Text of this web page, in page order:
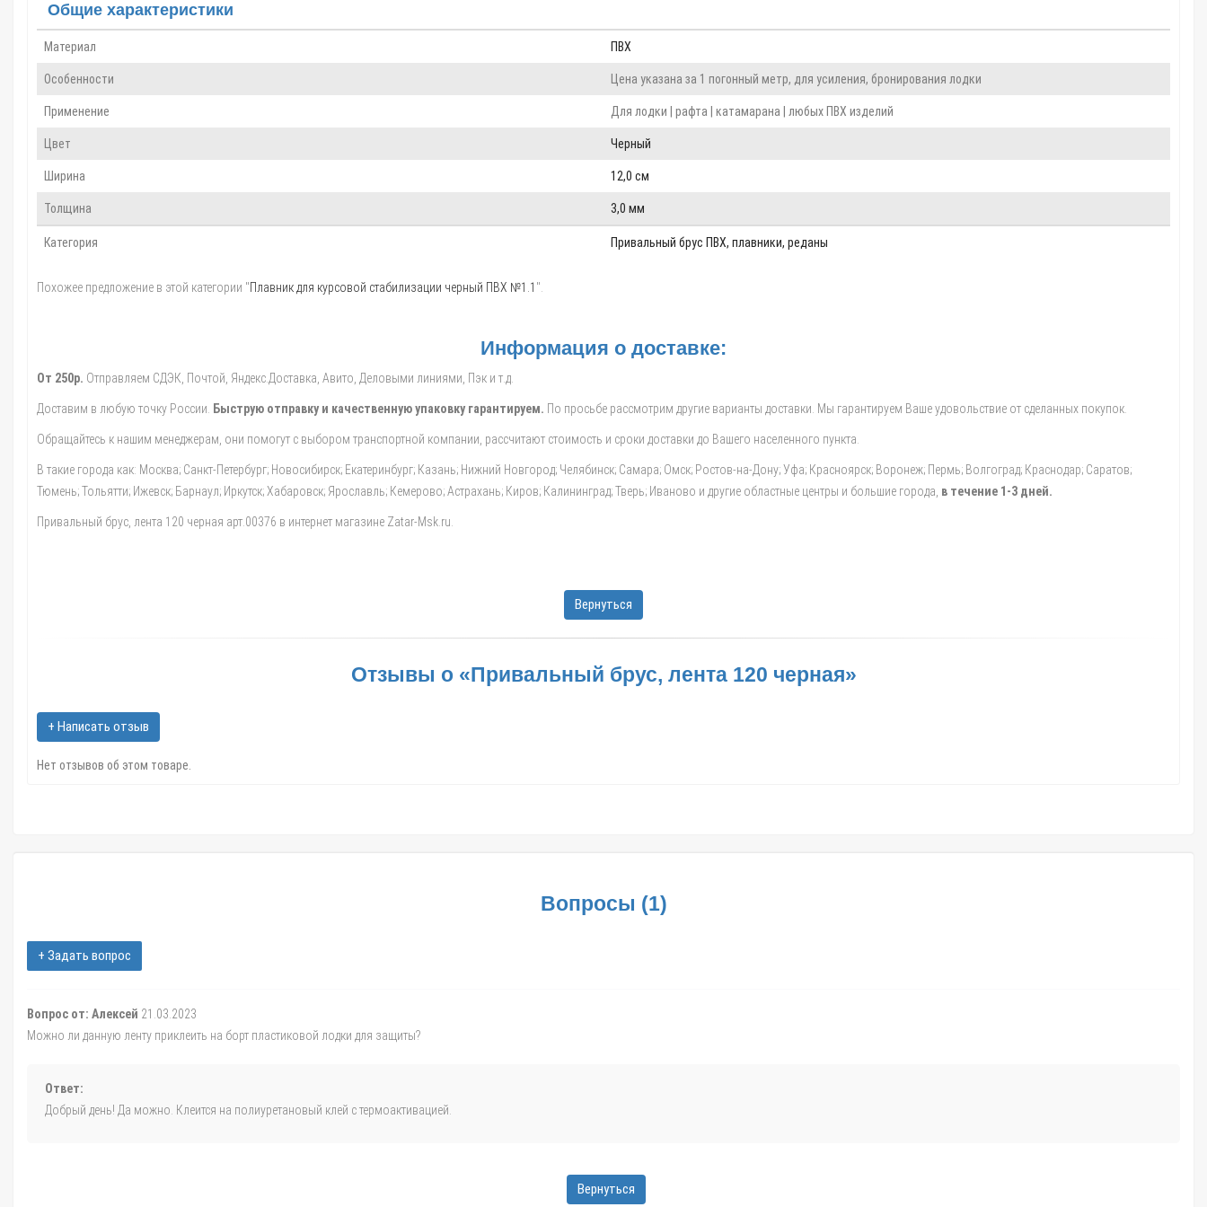
Общие характеристики
Материал ПВХ
Особенности Цена указана за 1 погонный метр, для усиления, бронирования лодки
Применение Для лодки | рафта | катамарана | любых ПВХ изделий
Цвет Черный
Ширина 12,0 см
Толщина 3,0 мм
Категория Привальный брус ПВХ, плавники, реданы
Похожее предложение в этой категории "Плавник для курсовой стабилизации черный ПВХ №1.1 ".
Информация о доставке:
От 250р. Отправляем СДЭК, Почтой, Яндекс.Доставка, Авито, Деловыми линиями, Пэк и т.д.
Доставим в любую точку России. Быструю отправку и качественную упаковку гарантируем. По просьбе рассмотрим другие варианты доставки. Мы гарантируем Ваше удовольствие от сделанных покупок.
Обращайтесь к нашим менеджерам, они помогут с выбором транспортной компании, рассчитают стоимость и сроки доставки до Вашего населенного пункта.
В такие города как: Москва; Санкт-Петербург; Новосибирск; Екатеринбург; Казань; Нижний Новгород; Челябинск; Самара; Омск; Ростов-на-Дону; Уфа; Красноярск; Воронеж; Пермь; Волгоград; Краснодар; Саратов;
Тюмень; Тольятти; Ижевск; Барнаул; Иркутск; Хабаровск; Ярославль; Кемерово; Астрахань; Киров; Калининград; Тверь; Иваново и другие областные центры и большие города, в течение 1-3 дней.
Привальный брус, лента 120 черная арт.00376 в интернет магазине Zatar-Msk.ru.
Вернуться
Отзывы о «Привальный брус, лента 120 черная»
+ Написать отзыв
Нет отзывов об этом товаре.
Вопросы (1)
+ Задать вопрос
Вопрос от: Алексей 21.03.2023
Можно ли данную ленту приклеить на борт пластиковой лодки для защиты?
Ответ:
Добрый день! Да можно. Клеится на полиуретановый клей с термоактивацией.
Вернуться